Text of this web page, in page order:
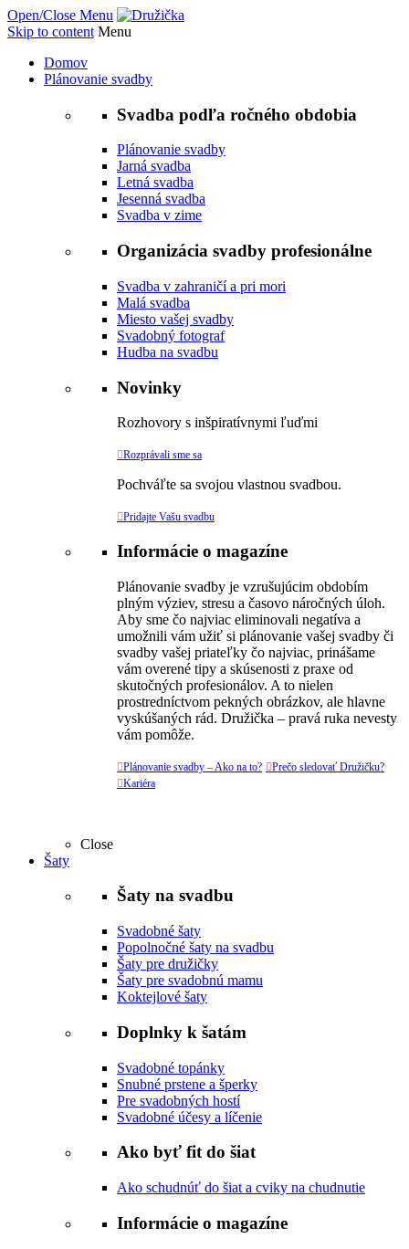
Open/Close Menu
Skip to content Menu
Domov
Plánovanie svadby
Svadba podľa ročného obdobia
Plánovanie svadby
Jarná svadba
Letná svadba
Jesenná svadba
Svadba v zime
Organizácia svadby profesionálne
Svadba v zahraničí a pri mori
Malá svadba
Miesto vašej svadby
Svadobný fotograf
Hudba na svadbu
Novinky
Rozhovory s inšpiratívnymi ľuďmi
Rozprávali sme sa
Pochváľte sa svojou vlastnou svadbou.
Pridajte Vašu svadbu
Informácie o magazíne
Plánovanie svadby je vzrušujúcim obdobím
plným výziev, stresu a časovo náročných úloh.
Aby sme čo najviac eliminovali negatíva a
umožnili vám užiť si plánovanie vašej svadby či
svadby vašej priateľky čo najviac, prinášame
vám overené tipy a skúsenosti z praxe od
skutočných profesionálov. A to nielen
prostredníctvom pekných obrázkov, ale hlavne
vyskúšaných rád. Družička – pravá ruka nevesty
vám pomôže.
Plánovanie svadby – Ako na to? Prečo sledovať Družičku?
Kariéra
Close
Šaty
Šaty na svadbu
Svadobné šaty
Popolnočné šaty na svadbu
Šaty pre družičky
Šaty pre svadobnú mamu
Koktejlové šaty
Doplnky k šatám
Svadobné topánky
Snubné prstene a šperky
Pre svadobných hostí
Svadobné účesy a líčenie
Ako byť fit do šiat
Ako schudnúť do šiat a cviky na chudnutie
Informácie o magazíne